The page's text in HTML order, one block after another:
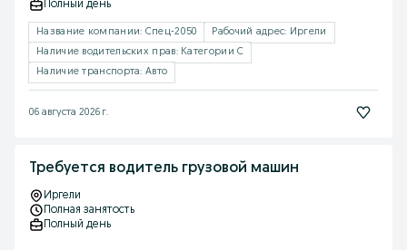
Полный день
Название компании: Спец-2050
Рабочий адрес: Иргели
Наличие водительских прав: Категории C
Наличие транспорта: Авто
06 августа 2026 г.
Требуется водитель грузовой машин
Иргели
Полная занятость
Полный день